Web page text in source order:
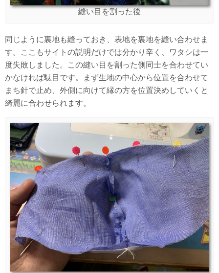
縫い目を割った後
同じように裏地も縫っておき、表地を裏地を縫い合わせま
す。ここもサイトの説明だけでは分かり辛く、ワタシは一
度失敗しました。この縫い目を割った側同士を合わせてい
かなければ駄目です。まず生地の中心から位置を合わせて
まち針で止め、外側に向けて縁の方を位置決めしていくと
綺麗に合わせられます。